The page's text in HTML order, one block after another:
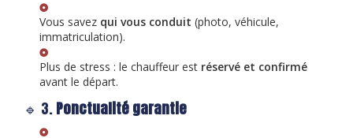
Vous savez qui vous conduit (photo, véhicule,
immatriculation).
Plus de stress : le chauffeur est réservé et confirmé
avant le départ.
🔹 3.Ponctualité garantie